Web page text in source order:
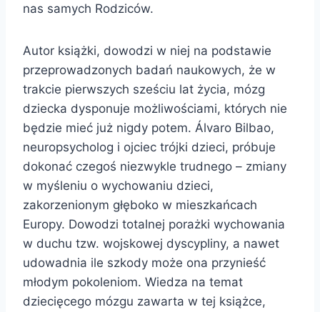
nas samych Rodziców.
Autor książki, dowodzi w niej na podstawie
przeprowadzonych badań naukowych, że w
trakcie pierwszych sześciu lat życia, mózg
dziecka dysponuje możliwościami, których nie
będzie mieć już nigdy potem. Álvaro Bilbao,
neuropsycholog i ojciec trójki dzieci, próbuje
dokonać czegoś niezwykle trudnego – zmiany
w myśleniu o wychowaniu dzieci,
zakorzenionym głęboko w mieszkańcach
Europy. Dowodzi totalnej porażki wychowania
w duchu tzw. wojskowej dyscypliny, a nawet
udowadnia ile szkody może ona przynieść
młodym pokoleniom. Wiedza na temat
dziecięcego mózgu zawarta w tej książce,